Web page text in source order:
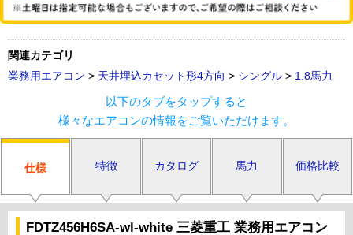
関連カテゴリ
業務用エアコン > 天井埋込カセット形4方向 > シングル > 1.8馬力
以下のタブをタップすると
様々なエアコンの情報をご覧いただけます。
仕様 特徴 カタログ 馬力 価格比較
FDTZ456H6SA-wl-white 三菱重工 業務用エアコン